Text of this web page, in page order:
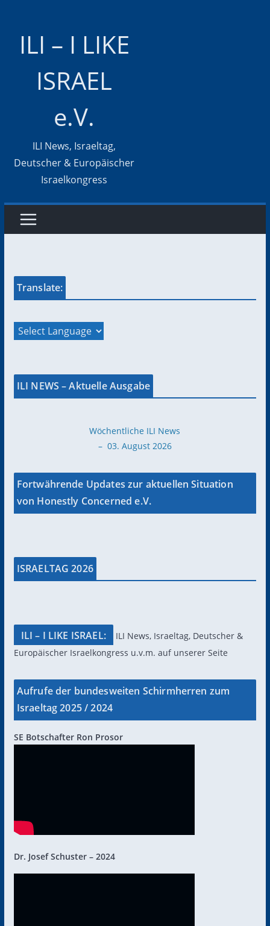
ILI – I LIKE
ISRAEL
e.V.
ILI News, Israeltag,
Deutscher & Europäischer
Israelkongress
Translate:
ILI NEWS – Aktuelle Ausgabe
Wöchentliche ILI News
– 03. August 2026
Fortwährende Updates zur aktuellen Situation
von Honestly Concerned e.V.
ISRAELTAG 2026
ILI – I LIKE ISRAEL:
ILI News, Israeltag, Deutscher &
Europäischer Israelkongress u.v.m. auf unserer Seite
Aufrufe der bundesweiten Schirmherren zum
Israeltag 2025 / 2024
SE Botschafter Ron Prosor
Dr. Josef Schuster – 2024